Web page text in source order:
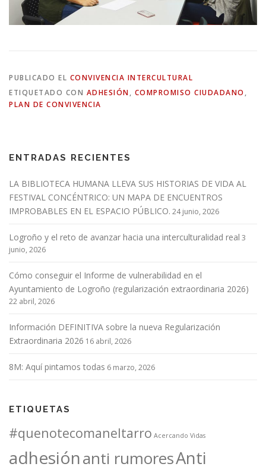
PUBLICADO EL CONVIVENCIA INTERCULTURAL
ETIQUETADO CON ADHESIÓN, COMPROMISO CIUDADANO ,
PLAN DE CONVIVENCIA
ENTRADAS RECIENTES
LA BIBLIOTECA HUMANA LLEVA SUS HISTORIAS DE VIDA AL
FESTIVAL CONCÉNTRICO: UN MAPA DE ENCUENTROS
IMPROBABLES EN EL ESPACIO PÚBLICO. 24 junio, 2026
Logroño y el reto de avanzar hacia una interculturalidad real 3
junio, 2026
Cómo conseguir el Informe de vulnerabilidad en el
Ayuntamiento de Logroño (regularización extraordinaria 2026)
22 abril, 2026
Información DEFINITIVA sobre la nueva Regularización
Extraordinaria 2026 16 abril, 2026
8M: Aquí pintamos todas 6 marzo, 2026
ETIQUETAS
#quenotecomaneltarro Acercando Vidas
adhesiónanti rumoresAnti